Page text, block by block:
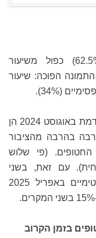
בקרב היהודים שיעור הפסימיים (62.5%) כפול משיעור
הערבים התמונה הפוכה: שיעור
מניתוח השוואתי עולה כי הן במדידה הקודמת באוגוסט 2024 הן
רבה בהרבה מהציבור
החטופים. (פי שלוש
עם זאת, בשני
המדגמים, היהודי והערבי, שיעור האופטימיים באפריל 2025
בזמן הקרוב